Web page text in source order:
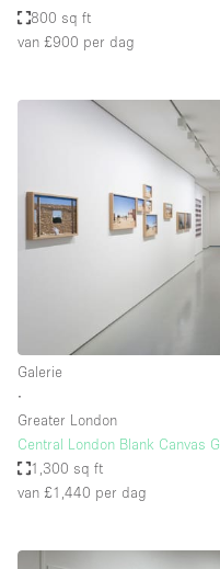
800 sq ft
van £900 per dag
Galerie
∙
Greater London
Central London Blank Canvas
1,300 sq ft
van £1,440 per dag